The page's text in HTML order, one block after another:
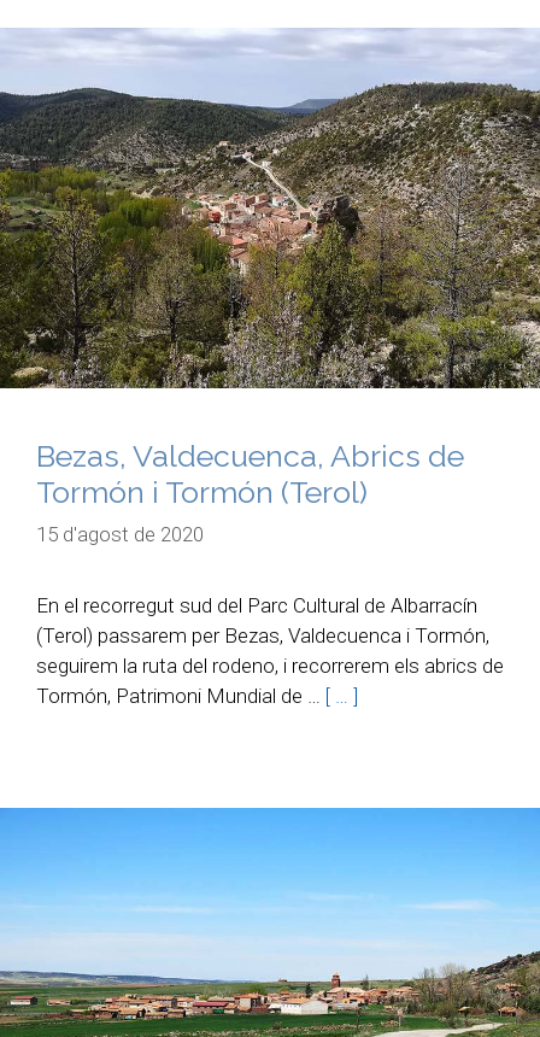
Bezas, Valdecuenca, Abrics de
Tormón i Tormón (Terol)
15 d'agost de 2020
En el recorregut sud del Parc Cultural de Albarracín
(Terol) passarem per Bezas, Valdecuenca i Tormón,
seguirem la ruta del rodeno, i recorrerem els abrics de
Tormón, Patrimoni Mundial de … [ … ]